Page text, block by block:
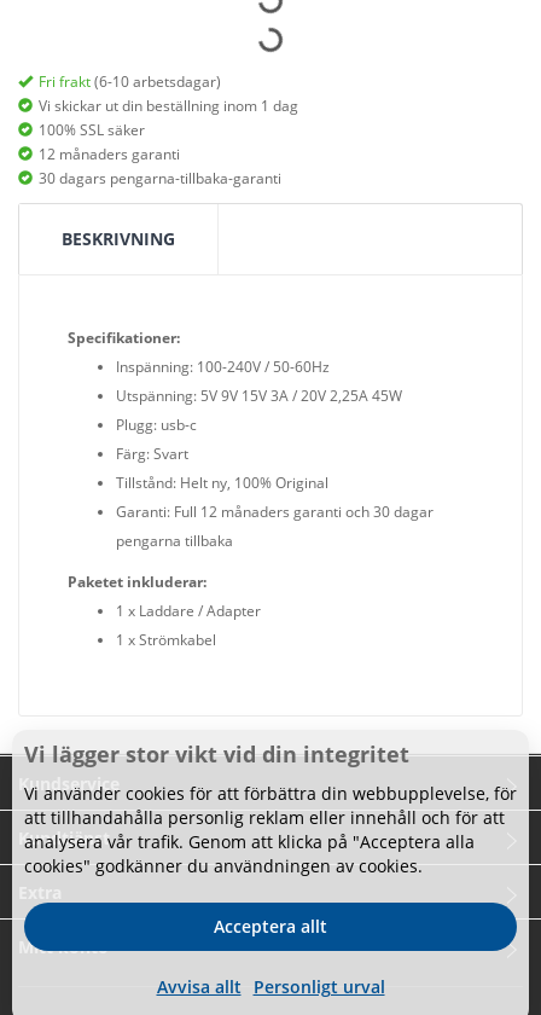
Fri frakt(6-10 arbetsdagar)
Vi skickar ut din beställning inom 1 dag
100% SSL säker
12 månaders garanti
30 dagars pengarna-tillbaka-garanti
BESKRIVNING
Specifikationer:
Inspänning: 100-240V / 50-60Hz
Utspänning: 5V 9V 15V 3A / 20V 2,25A 45W
Plugg: usb-c
Färg: Svart
Tillstånd: Helt ny, 100% Original
Garanti: Full 12 månaders garanti och 30 dagar
pengarna tillbaka
Paketet inkluderar:
1 x Laddare / Adapter
1 x Strömkabel
Kundservice
Kundtjänst
Mitt konto
Vi lägger stor vikt vid din integritet
Vi använder cookies för att förbättra din webbupplevelse, för
att tillhandahålla personlig reklam eller innehåll och för att
analysera vår trafik. Genom att klicka på "Acceptera alla
cookies" godkänner du användningen av cookies.
Avvisa allt Personligt urval
Acceptera allt